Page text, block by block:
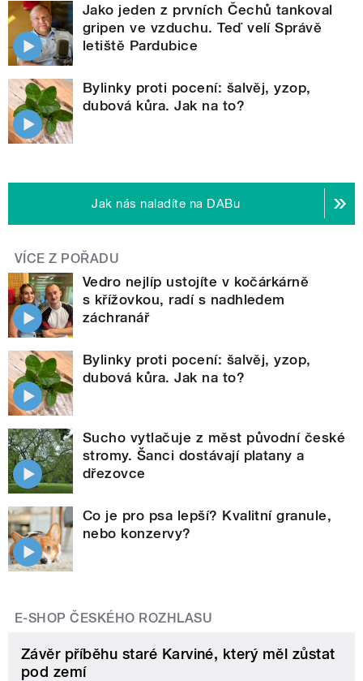
Jako jeden z prvních Čechů tankoval
gripen ve vzduchu. Teď velí Správě
letiště Pardubice
Bylinky proti pocení: šalvěj, yzop,
dubová kůra. Jak na to?
Jak nás naladíte na DABu
VÍCE Z POŘADU
Vedro nejlíp ustojíte v kočárkárně
s křížovkou, radí s nadhledem
záchranář
Bylinky proti pocení: šalvěj, yzop,
dubová kůra. Jak na to?
Sucho vytlačuje z měst původní české
stromy. Šanci dostávají platany a
dřezovce
Co je pro psa lepší? Kvalitní granule,
nebo konzervy?
E-SHOP ČESKÉHO ROZHLASU
Závěr příběhu staré Karviné, který měl zůstat
pod zemí